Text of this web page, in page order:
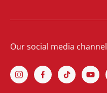
Our social media